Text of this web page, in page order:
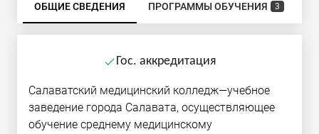
ОБЩИЕ СВЕДЕНИЯ ПРОГРАММЫ ОБУЧЕНИЯ 3
doneГос. аккредитация
Салаватский медицинский колледж—учебное
заведение города Салавата, осуществляющее
обучение среднему медицинскому